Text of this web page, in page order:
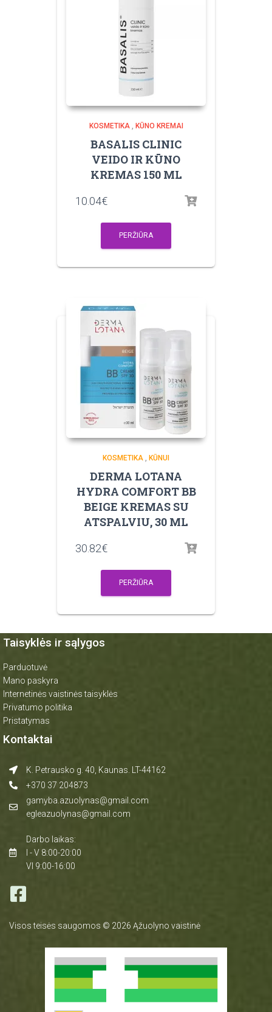
KOSMETIKA, KŪNO KREMAI
BASALIS CLINIC
VEIDO IR KŪNO
KREMAS 150 ML
10.04€
PERŽIŪRA
KOSMETIKA , KŪNUI
DERMA LOTANA
HYDRA COMFORT BB
BEIGE KREMAS SU
ATSPALVIU, 30 ML
30.82€
PERŽIŪRA
Taisyklės ir sąlygos
Parduotuvė
Mano paskyra
Internetinės vaistinės taisyklės
Privatumo politika
Pristatymas
Kontaktai
K. Petrausko g. 40, Kaunas. LT-44162
+370 37 204873
gamyba.azuolynas@gmail.com
egleazuolynas@gmail.com
Darbo laikas:
I - V 8:00-20:00
VI 9:00-16:00
Visos teisės saugomos © 2026 Ąžuolyno vaistinė